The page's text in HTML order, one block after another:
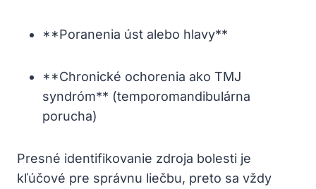
**Poranenia úst alebo hlavy**
**Chronické ochorenia ako TMJ
syndróm** (temporomandibulárna
porucha)
Presné identifikovanie zdroja bolesti je
kľúčové pre správnu liečbu, preto sa vždy